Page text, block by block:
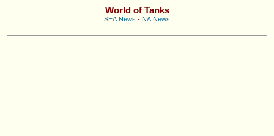
World of Tanks
SEA.News - NA.News